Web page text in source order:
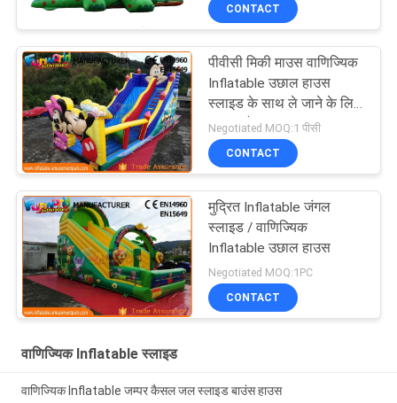
CONTACT
पीवीसी मिकी माउस वाणिज्यिक
Inflatable उछाल हाउस
स्लाइड के साथ ले जाने के लिए
आसान है
Negotiated MOQ:1 पीसी
CONTACT
मुद्रित Inflatable जंगल
स्लाइड / वाणिज्यिक
Inflatable उछाल हाउस
Negotiated MOQ:1PC
CONTACT
वाणिज्यिक Inflatable स्लाइड
वाणिज्यिक Inflatable जम्पर कैसल जल स्लाइड बाउंस हाउस